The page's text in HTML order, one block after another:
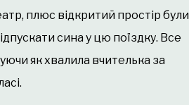
плюс відкритий простір були
сина у цю поїздку. Все
як хвалила вчителька за